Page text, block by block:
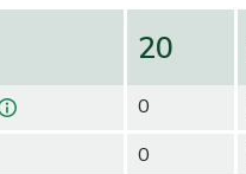
20
0
0